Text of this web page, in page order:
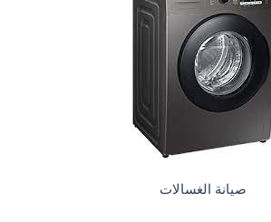
صيانة الغسالات